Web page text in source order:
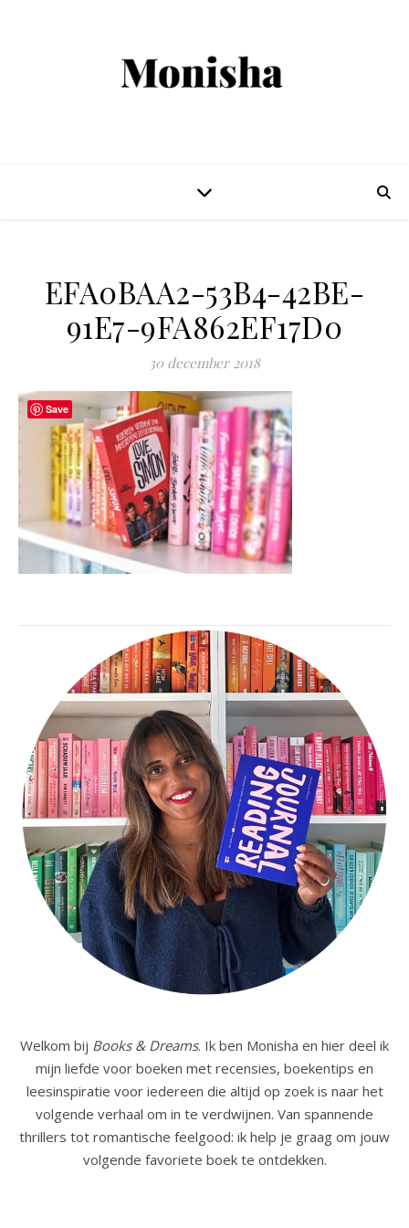
EFA0BAA2-53B4-42BE-
91E7-9FA862EF17D0
30 december 2018
Welkom bij Books & Dreams. Ik ben Monisha en hier deel ik
mijn liefde voor boeken met recensies, boekentips en
leesinspiratie voor iedereen die altijd op zoek is naar het
volgende verhaal om in te verdwijnen. Van spannende
thrillers tot romantische feelgood: ik help je graag om jouw
volgende favoriete boek te ontdekken.
Save